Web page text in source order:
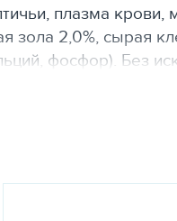
плазма
зола 2,0%, сырая
фосфор). Без
исходя из